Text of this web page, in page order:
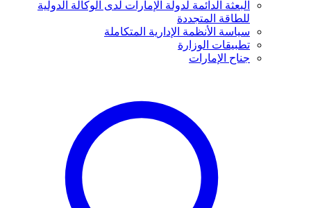
البعثة الدائمة لدولة الإمارات لدى الوكالة الدولية
للطاقة المتجددة
سياسة الأنظمة الإدارية المتكاملة
تطبيقات الوزارة
جناح الإمارات